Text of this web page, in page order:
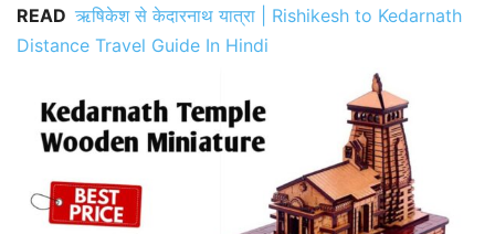
READ ऋषिकेश से केदारनाथ यात्रा | Rishikesh to Kedarnath
Distance Travel Guide In Hindi